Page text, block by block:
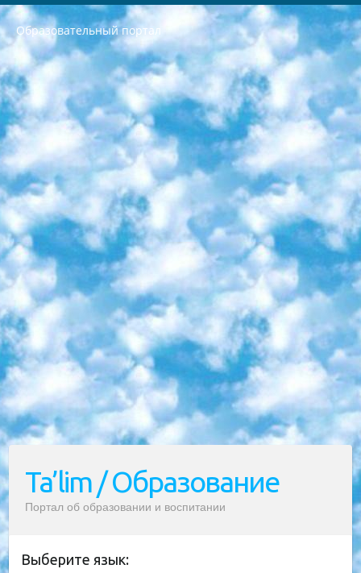
Образовательный портал
РЕСПУБЛИКА УЗБЕКИСТАН МИНИСТРЕРСТВО ДОШКОЛЬНОГО И ШКОЛЬНОГО ОБРАЗОВАНИЯ КОМАНДА в общеобразовательных учреждениях в 2023-2024 учебном году организация и проведение итоговой государственной аттестации обучающихся о Министра дошкольного и школьного образования Республики Узбекистан от 4 марта 2008 года (постановлением Минюста от 20 марта 2008 года № 1778 государственной регистрации) «Итоговое состояние учащихся общего среднего образования на основании положения об утверждении положения об аттестации общего среднего образования выпускной экзамен студентов в образовательных учреждениях в 2023-2024 учебном году В целях организации и прохождения аттестации приказываю: 1. Следующее: перечень предметов, по которым будет проводиться итоговая государственная аттестация и экзамен формы перевода согласно приложению 1; сертификаты международного образца, оценивающие уровень владения иностранными языками перечень согласно приложению 2; 2. Педагогический при специализированных образовательных учреждениях. научно-практический центр квалификации и международной оценки (Д.Давидова) 2024 г. До 25 марта: задания по предметам, по которым будет проводиться итоговая аттестация разработка и утверждение технических условий; итоговая аттестация на основании разработанного предметного задания разработка вопросов по предметам (устно и письменно), экзамен передача; общеобразовательные средние школы и специальные учебные заведения учащиеся выпускных классов школ и интернатов в агентской системе подготовка базы данных экзаменационных материалов и критериев оценки; перевод базы экзаменационных материалов на все языки обучения подать в Республиканский образовательный центр для изготовления; варианты экзаменов на основе разработанных контрольных материалов пусть будут поставлены задачи формирования. 3. Республиканский образовательный центр (Ш.Худайкулов) до 5 апреля 2024 года. до: база данных предоставленных экзаменационных материалов на все языки обучения перевод и экспертиза; для слепых, слабовидящих, глухих, слабослышащих и умственно отсталых детей учащиеся выпускных классов специализированных школ и школ-интернатов база данных экзаменационных материалов на всех преподаваемых языках подготовка критериев оценки; специализированные школы для умственно отсталых детей и технологии для учащихся выпускных классов школ-интернатов разработка соответствующих рекомендаций и критериев проведения ЕГЭ по естествознанию давать задания. 4. Педагогический при специализированных образовательных учреждениях. Научно-практический центр навыков и международной оценки (Д.Давидова), Республика образовательный центр (Худайкулов Ш.) итоговый государственный аттестационный экзамен ориентирован на творческое и логическое мышление при подготовке базы материалов учитывать введение заданий. 5. Следует отметить, что: сертификат государственного образца о знании общеобразовательного предмета и как минимум национальный уровень B1 по предметам на иностранных языках, указанным в Приложении 2. или международно признанный сертификат эквивалентного уровня студенты, изучающие определенный предмет, освобождаются от экзамена; по соответствующим предметам запланирована итоговая государственная аттестация за день до дня, путем жеребьевки Рабочей группой (в письменной форме по предметам, проводимым в форме) из числа сформированных вариантов выбрано 2 варианта; 2 выбранных варианта экзамена анонсированы на официальном сайте министерства и все выпускники по всей стране на основе этих вариантов проводит итоговую государственную аттестацию. 6. Государственное образование учащихся средних общеобразовательных учреждений. знания в соответствии с квалификационными требованиями, которые необходимо приобрести на основании стандартов итоговый (выпускной) контроль для 9 и 11 классов в целях тестирования Экзамены (далее – экзамены) состоят из предметов, перечисленных в приложении 1. будет сделано. 7. Экзамены пройдут с 26 мая по 15 июня 2024 г. (кроме науки физического воспитания). 8. Физическая для учащихся 9 классов общесредних образовательных учреждений. Экзамены по предмету «Образование, квалификация медицина» 1-6 мая 2024 года. сотрудники перевести под присмотр (с отклонениями в физическом или умственном развитии) специализированная школа для детей, школы-интернаты и со сколиозом школы-интернаты санаторного типа для больных детей исключены). 9. Он был слепым, слабовидящим и имел нарушения опорно-двигательного аппарата. экзамены в специализированных школах и интернатах для детей должны проводиться исходя из требований, предъявляемых к общеобразовательным учреждениям (физкультура кроме науки). 10. Специализированная школа для глухих и слабослышащих детей. и экзамены в интернатах и быть реализован в виде письменного теста по математике. 11. Специальность для умственно отсталых детей. Для 9 класса Родной язык и литературное письмо Государственный язык (язык обучения – узбекский). для неклассов) написано Математическое письмо Письменная/устная история Узбекистана Физическое воспитание практично Итоговый контроль Для 11 класса Написание родного языка и литературы (эссе) Математическое письмо Узбекский язык (обучение на узбекском языке) не посещающее общее среднее образование для учреждений)/Образовательное учреждение выбор письменный и устный Иностранный язык письменный/устный Письменная/устная история Узбекистана *По выбору студента:  Химия  Физика  Основы государственного права  География 10 бесплатных образовательных ресурсов - Мы составили подборку онлайн-проектов с интерактивными упражнениями, видеолекциями и статьями. Они помогут вам обрести новые и освежить старые знания бесплатно. 1. «ИНТУИТ» Старейшая образовательная площадка Рунета. Здесь вы найдёте сотни текстовых и видеокурсов на десятки различных тем — от программирования до психологии. Многие курсы подготовлены российскими университетами и крупными международными компаниями вроде Intel и Microsoft. Самостоятельное обучение бесплатное, но желающие могут оплатить услуги персональных наставников. 2. «Смартия» знакомит с актуальными профессиями и подсказывает, как им обучаться. Выбрав заинтересовавшую вас специальность — SMM-специалист, фотограф, веб-дизайнер или другую, — увидите список необходимых для неё умений. Чтобы вы могли освоить их самостоятельно, для каждого умения площадка отображает подборку ссылок на учебные материалы. Хотя «Смартия» ориентируется на русскоязычную аудиторию, часть контента всё же доступна только на английском. 3. «Лекторий Физтеха» Проект Московского физико-технического института (Физтеха). С его помощью вы можете смотреть онлайн серии лекций, записанные на видео в этом вузе. В числе доступных предметов — физика, биология, химия, информационные технологии и другие. К некоторым лекциям администрация ресурса прилагает готовые конспекты, которые можно скачивать в PDF-формате. 4. ITMOcourses Онлайн-площадка Санкт-Петербургского национального исследовательского университета информационных технологий, механики и оптики (ИТМО). Ресурс предоставляет свободный доступ к курсам, разработанным в этом вузе. Каталог материалов разбит на четыре категории: «Оптические системы и технологии», «Приборостроение и робототехника», «Информационные технологии» и «Биотехнологии». Курсы состоят из видеолекций, интерактивных демонстраций и заданий. 5. «КиберЛенинка» Электронная научная библиотека открытого доступа. Каталог площадки регулярно обрастает текстами статей из различных научных изданий. Сгруппированные по журналам и рубрикам публикации можно читать онлайн или скачивать целиком в PDF-формате. Проект нацелен на популяризацию науки за счёт открытого доступа к качественной информации. 6. «ПостНаука» На этом ресурсе публикуют подборки видеолекций, составленные экспертами из разных отраслей и объединённые общими темами. Среди них, к примеру, есть серии «Биоинформатика и геномика», «Культура средневековой Скандинавии» и Cinema Studies о теории кино. Каждая подборка лекций — логически связанная история, рассказанная экспертом от первого лица. Кроме того, на сайте появляются научно-образовательные статьи и тесты на разные темы. 7. «Newочём» Команда проекта «Newочём» отбирает самые интересные тексты из англоязычных СМИ и переводит те из них, за которые голосуют участники сообщества «ВКонтакте». По большей части это научно-популярные статьи. Редакторы придумывают лишь заголовки, в остальном содержание переводов соответствует оригиналам. Полные тексты можно читать прямо в социальной сети. 8. InternetUrok Онлайн-база материалов по основным дисциплинам школьной программы. Информация на сайте структурирована по классам, предметам и темам (урокам). Каждый урок состоит из видеолекций и конспектов. Есть также интерактивные тренажёры и тесты для закрепления пройденного материала. Даже если вы давно окончили школу, возможность повторить программу старших классов всегда может пригодиться. 9. Edutainme Ещё один ресурс об образовании. В отличие от Newtonew, как мне кажется, Edutainme больше ориентируется на представителей индустрии: педагогов, предпринимателей, разработчиков образовательных проектов. Но и любой, кто просто стремится к саморазвитию, найдёт на сайте много полезного и интересного для себя. Например, информацию о новых курсах и образовательных сервисах. 10. Newtonew Онлайн-медиа об образовании и обучении в широком смысле. Авторы Newtonew пишут об инструментах, заведениях, тактиках и стратегиях, которые помогают учить других и получать новые знания самостоятельно. На этой площадке вы найдёте новости, обзоры, аналитические мат
Ta’lim / Образование
Портал об образовании и воспитании
Выберите язык: